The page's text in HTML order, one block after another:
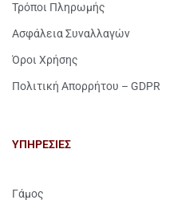
Τρόποι Πληρωμής
Ασφάλεια Συναλλαγών
Όροι Χρήσης
Πολιτική Απορρήτου – GDPR
ΥΠΗΡΕΣΙΕΣ
Γάμος